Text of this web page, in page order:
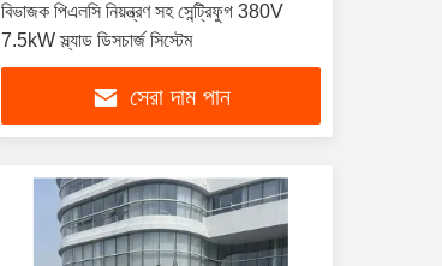
বিভাজক পিএলসি নিয়ন্ত্রণ সহ সেন্ট্রিফুগ 380V
7.5kW স্ল্যাড ডিসচার্জ সিস্টেম
সেরা দাম পান